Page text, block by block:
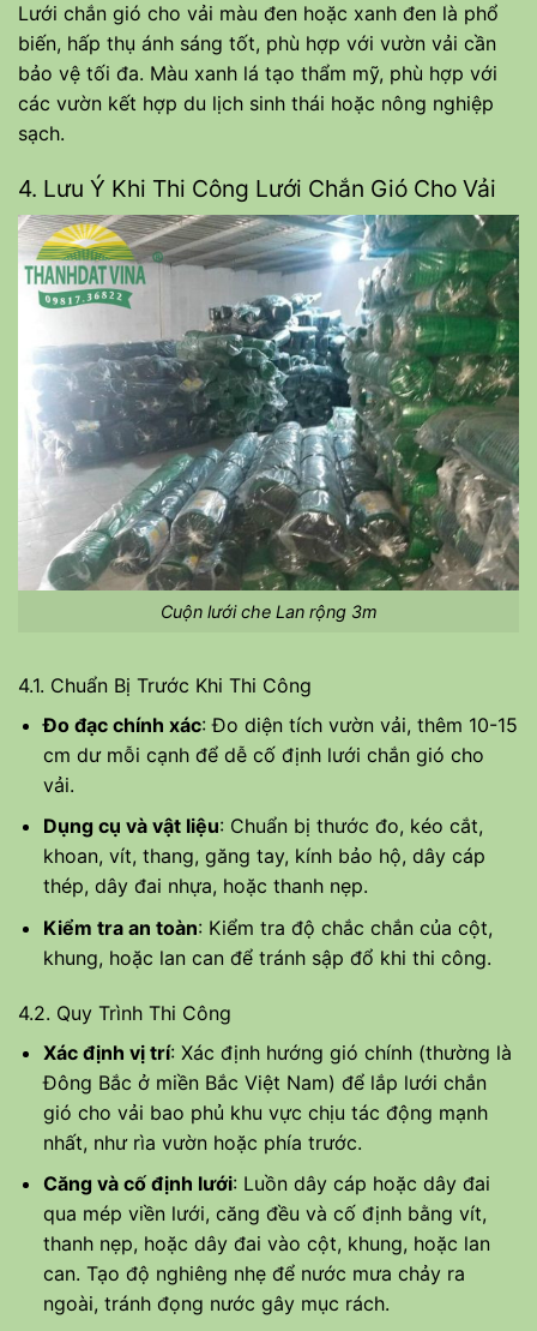
Lưới chắn gió cho vải màu đen hoặc xanh đen là phổ
biến, hấp thụ ánh sáng tốt, phù hợp với vườn vải cần
bảo vệ tối đa. Màu xanh lá tạo thẩm mỹ, phù hợp với
các vườn kết hợp du lịch sinh thái hoặc nông nghiệp
sạch.
4. Lưu Ý Khi Thi Công Lưới Chắn Gió Cho Vải
Cuộn lưới che Lan rộng 3m
4.1. Chuẩn Bị Trước Khi Thi Công
Đo đạc chính xác: Đo diện tích vườn vải, thêm 10-15
cm dư mỗi cạnh để dễ cố định lưới chắn gió cho
vải.
Dụng cụ và vật liệu: Chuẩn bị thước đo, kéo cắt,
khoan, vít, thang, găng tay, kính bảo hộ, dây cáp
thép, dây đai nhựa, hoặc thanh nẹp.
Kiểm tra an toàn: Kiểm tra độ chắc chắn của cột,
khung, hoặc lan can để tránh sập đổ khi thi công.
4.2. Quy Trình Thi Công
Xác định vị trí: Xác định hướng gió chính (thường là
Đông Bắc ở miền Bắc Việt Nam) để lắp lưới chắn
gió cho vải bao phủ khu vực chịu tác động mạnh
nhất, như rìa vườn hoặc phía trước.
Căng và cố định lưới: Luồn dây cáp hoặc dây đai
qua mép viền lưới, căng đều và cố định bằng vít,
thanh nẹp, hoặc dây đai vào cột, khung, hoặc lan
can. Tạo độ nghiêng nhẹ để nước mưa chảy ra
ngoài, tránh đọng nước gây mục rách.